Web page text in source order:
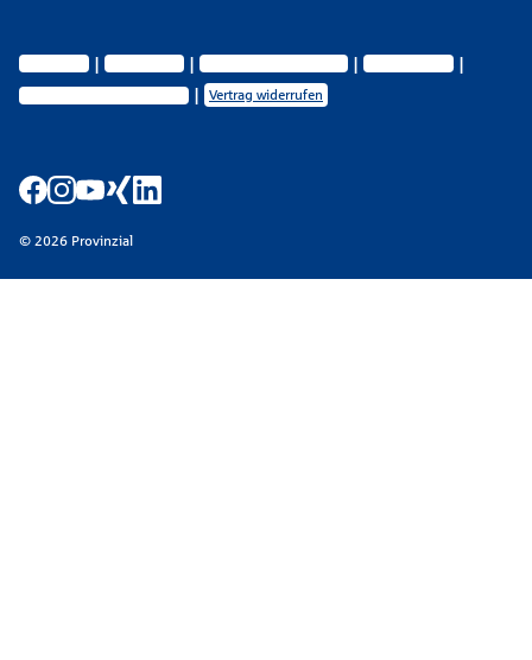
Impressum Datenschutz Vermittlerinformationen
Nachhaltigkeit
Privatsphäre-Einstellungen
Vertrag widerrufen